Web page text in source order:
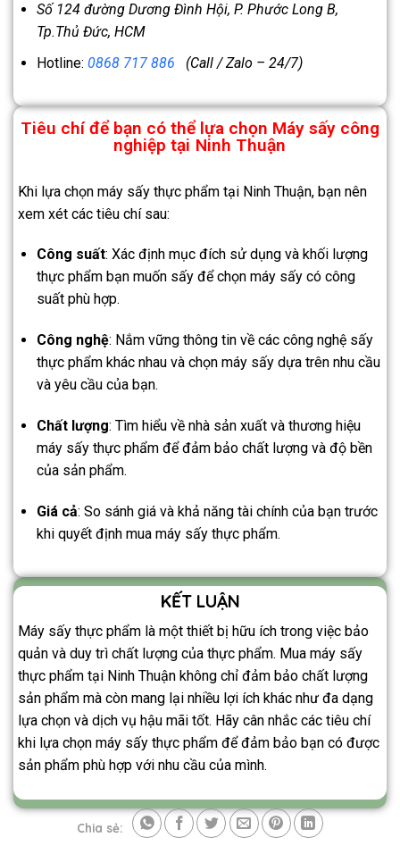
Số 124 đường Dương Đình Hội, P. Phước Long B,
Tp.Thủ Đức, HCM
Hotline: 0868 717 886 (Call / Zalo – 24/7)
Tiêu chí để bạn có thể lựa chọn Máy sấy công
nghiệp tại Ninh Thuận
Khi lựa chọn máy sấy thực phẩm tại Ninh Thuận, bạn nên
xem xét các tiêu chí sau:
Công suất: Xác định mục đích sử dụng và khối lượng
thực phẩm bạn muốn sấy để chọn máy sấy có công
suất phù hợp.
Công nghệ: Nắm vững thông tin về các công nghệ sấy
thực phẩm khác nhau và chọn máy sấy dựa trên nhu cầu
và yêu cầu của bạn.
Chất lượng: Tìm hiểu về nhà sản xuất và thương hiệu
máy sấy thực phẩm để đảm bảo chất lượng và độ bền
của sản phẩm.
Giá cả: So sánh giá và khả năng tài chính của bạn trước
khi quyết định mua máy sấy thực phẩm.
KẾT LUẬN
Máy sấy thực phẩm là một thiết bị hữu ích trong việc bảo
quản và duy trì chất lượng của thực phẩm. Mua máy sấy
thực phẩm tại Ninh Thuận không chỉ đảm bảo chất lượng
sản phẩm mà còn mang lại nhiều lợi ích khác như đa dạng
lựa chọn và dịch vụ hậu mãi tốt. Hãy cân nhắc các tiêu chí
khi lựa chọn máy sấy thực phẩm để đảm bảo bạn có được
sản phẩm phù hợp với nhu cầu của mình.
Chia sẻ: